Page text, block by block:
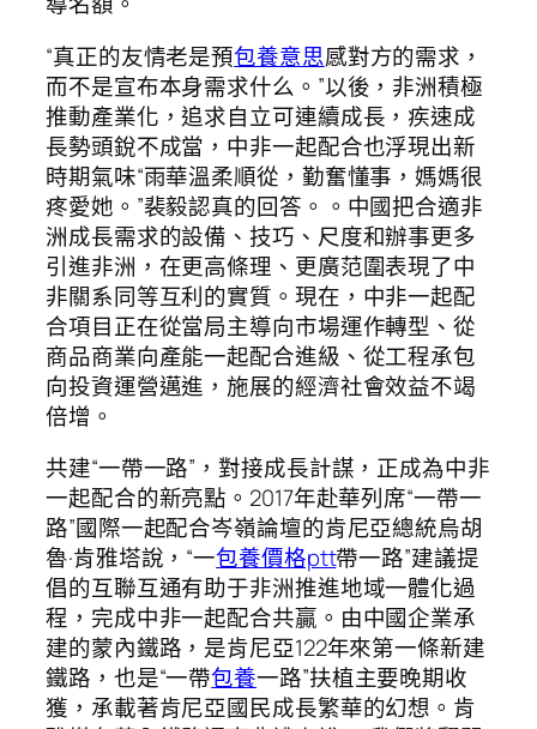
“真正的友情老是預包養意思感對方的需求，
而不是宣布本身需求什么。”以後，非洲積極
推動產業化，追求自立可連續成長，疾速成
長勢頭銳不成當，中非一起配合也浮現出新
時期氣味“雨華溫柔順從，勤奮懂事，媽媽很
疼愛她。”裴毅認真的回答。。中國把合適非
洲成長需求的設備、技巧、尺度和辦事更多
引進非洲，在更高條理、更廣范圍表現了中
非關系同等互利的實質。現在，中非一起配
合項目正在從當局主導向市場運作轉型、從
商品商業向產能一起配合進級、從工程承包
向投資運營邁進，施展的經濟社會效益不竭
倍增。
共建“一帶一路”，對接成長計謀，正成為中非
一起配合的新亮點。2017年赴華列席“一帶一
路”國際一起配合岑嶺論壇的肯尼亞總統烏胡
魯·肯雅塔說，“一包養價格ptt帶一路”建議提
倡的互聯互通有助于非洲推進地域一體化過
程，完成中非一起配合共贏。由中國企業承
建的蒙內鐵路，是肯尼亞122年來第一條新建
鐵路，也是“一帶包養一路”扶植主要晚期收
獲，承載著肯尼亞國民成長繁華的幻想。肯